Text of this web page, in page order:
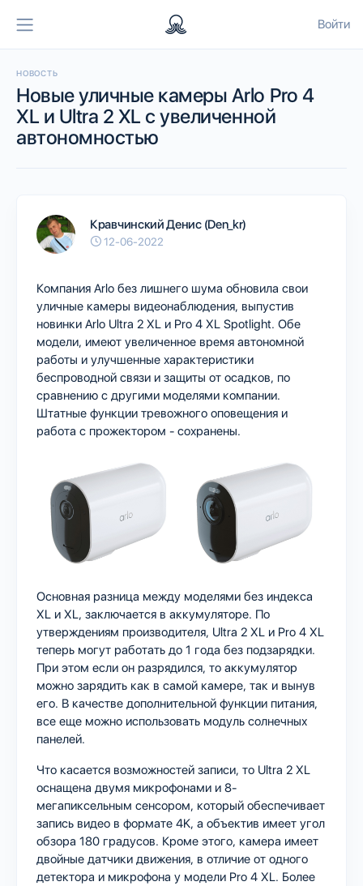
Войти
НОВОСТЬ
Новые уличные камеры Arlo Pro 4
XL и Ultra 2 XL с увеличенной
автономностью
Кравчинский Денис (Den_kr)
12-06-2022
Компания Arlo без лишнего шума обновила свои
уличные камеры видеонаблюдения, выпустив
новинки Arlo Ultra 2 XL и Pro 4 XL Spotlight. Обе
модели, имеют увеличенное время автономной
работы и улучшенные характеристики
беспроводной связи и защиты от осадков, по
сравнению с другими моделями компании.
Штатные функции тревожного оповещения и
работа с прожектором - сохранены.
Основная разница между моделями без индекса
XL и XL, заключается в аккумуляторе. По
утверждениям производителя, Ultra 2 XL и Pro 4 XL
теперь могут работать до 1 года без подзарядки.
При этом если он разрядился, то аккумулятор
можно зарядить как в самой камере, так и вынув
его. В качестве дополнительной функции питания,
все еще можно использовать модуль солнечных
панелей.
Что касается возможностей записи, то Ultra 2 XL
оснащена двумя микрофонами и 8-
мегапиксельным сенсором, который обеспечивает
запись видео в формате 4K, а объектив имеет угол
обзора 180 градусов. Кроме этого, камера имеет
двойные датчики движения, в отличие от одного
детектора и микрофона у модели Pro 4 XL. Более